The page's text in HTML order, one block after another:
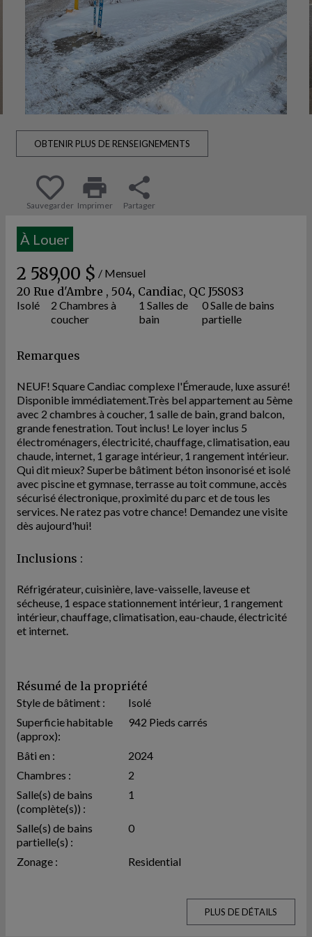
OBTENIR PLUS DE RENSEIGNEMENTS
Sauvegarder
print
Imprimer
share
Partager
À Louer
2 589,00 $ / Mensuel
20 Rue d'Ambre , 504, Candiac, QC J5S0S3
Isolé
2 Chambres à
coucher
1 Salles de
bain
0 Salle de bains
partielle
Remarques
NEUF! Square Candiac complexe l'Émeraude, luxe assuré!
Disponible immédiatement.Très bel appartement au 5ème
avec 2 chambres à coucher, 1 salle de bain, grand balcon,
grande fenestration. Tout inclus! Le loyer inclus 5
électroménagers, électricité, chauffage, climatisation, eau
chaude, internet, 1 garage intérieur, 1 rangement intérieur.
Qui dit mieux? Superbe bâtiment béton insonorisé et isolé
avec piscine et gymnase, terrasse au toit commune, accès
sécurisé électronique, proximité du parc et de tous les
services. Ne ratez pas votre chance! Demandez une visite
dès aujourd'hui!
Inclusions :
Réfrigérateur, cuisinière, lave-vaisselle, laveuse et
sécheuse, 1 espace stationnement intérieur, 1 rangement
intérieur, chauffage, climatisation, eau-chaude, électricité
et internet.
Résumé de la propriété
Style de bâtiment :
Isolé
Superficie habitable
(approx):
942 Pieds carrés
Bâti en :
2024
Chambres :
2
Salle(s) de bains
(complète(s)) :
1
Salle(s) de bains
partielle(s) :
0
Zonage : Residential
PLUS DE DÉTAILS